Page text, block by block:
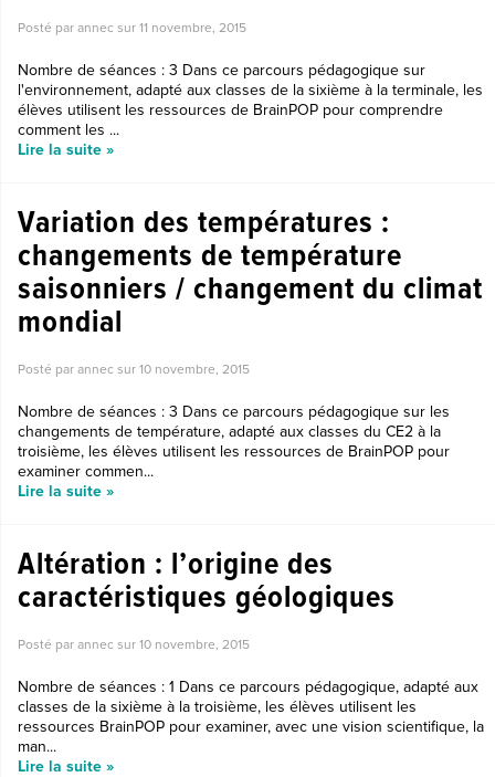
Posté par annec sur 11 novembre, 2015
Nombre de séances : 3 Dans ce parcours pédagogique sur
l'environnement, adapté aux classes de la sixième à la terminale, les
élèves utilisent les ressources de BrainPOP pour comprendre
comment les ...
Lire la suite »
Variation des températures :
changements de température
saisonniers / changement du climat
mondial
Posté par annec sur 10 novembre, 2015
Nombre de séances : 3 Dans ce parcours pédagogique sur les
changements de température, adapté aux classes du CE2 à la
troisième, les élèves utilisent les ressources de BrainPOP pour
examiner commen...
Lire la suite »
Altération : l’origine des
caractéristiques géologiques
Posté par annec sur 10 novembre, 2015
Nombre de séances : 1 Dans ce parcours pédagogique, adapté aux
classes de la sixième à la troisième, les élèves utilisent les
ressources BrainPOP pour examiner, avec une vision scientifique, la
man...
Lire la suite »